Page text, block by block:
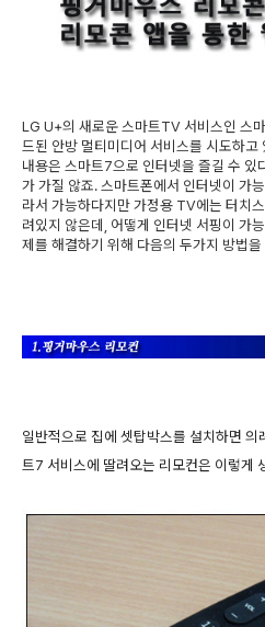
LG U+의 새로운 스마트TV 서비스인 스
드된 안방 멀티미디어 서비스를 시도하
내용은 스마트7으로 인터넷을 즐길 수 있
가 가질 않죠. 스마트폰에서 인터넷이 가
라서 가능하다지만 가정용 TV에는 터치
려있지 않은데, 어떻게 인터넷 서핑이 가
제를 해결하기 위해 다음의 두가지 방법
일반적으로 집에 셋탑박스를 설치하면
트7 서비스에 딸려오는 리모컨은 이렇게